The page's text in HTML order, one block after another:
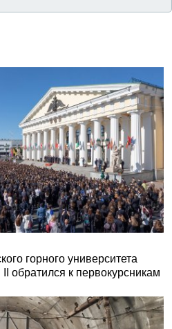
горного университета
обратился к первокурсникам